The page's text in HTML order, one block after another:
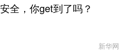
全，你get到了吗？
新华网